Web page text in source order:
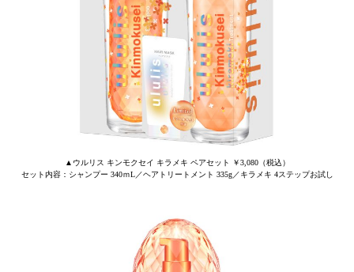
▲ウルリス キンモクセイ キラメキ ペアセット ￥3,080（税込）
セット内容：シャンプー 340ｍL／ヘアトリートメント 335g／キラメキ 4ステップお試し